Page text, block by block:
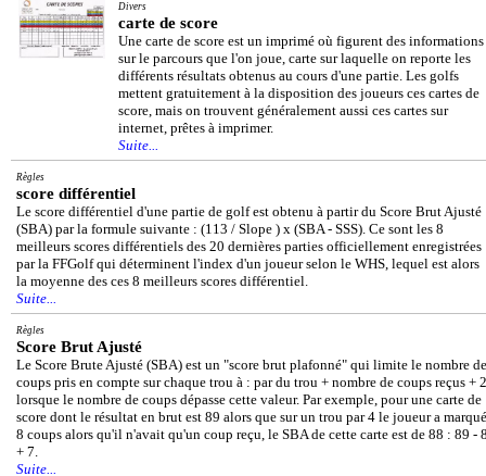
Divers
carte de score
Une carte de score est un imprimé où figurent des informations
sur le parcours que l'on joue, carte sur laquelle on reporte les
différents résultats obtenus au cours d'une partie. Les golfs
mettent gratuitement à la disposition des joueurs ces cartes de
score, mais on trouvent généralement aussi ces cartes sur
internet, prêtes à imprimer.
Suite...
Règles
score différentiel
Le score différentiel d'une partie de golf est obtenu à partir du Score Brut Ajusté
(SBA) par la formule suivante : (113 / Slope ) x (SBA - SSS). Ce sont les 8
meilleurs scores différentiels des 20 dernières parties officiellement enregistrées
par la FFGolf qui déterminent l'index d'un joueur selon le WHS, lequel est alors
la moyenne des ces 8 meilleurs scores différentiel.
Suite...
Règles
Score Brut Ajusté
Le Score Brute Ajusté (SBA) est un "score brut plafonné" qui limite le nombre de
coups pris en compte sur chaque trou à : par du trou + nombre de coups reçus + 2
lorsque le nombre de coups dépasse cette valeur. Par exemple, pour une carte de
score dont le résultat en brut est 89 alors que sur un trou par 4 le joueur a marqué
8 coups alors qu'il n'avait qu'un coup reçu, le SBA de cette carte est de 88 : 89 -
+ 7.
Suite...